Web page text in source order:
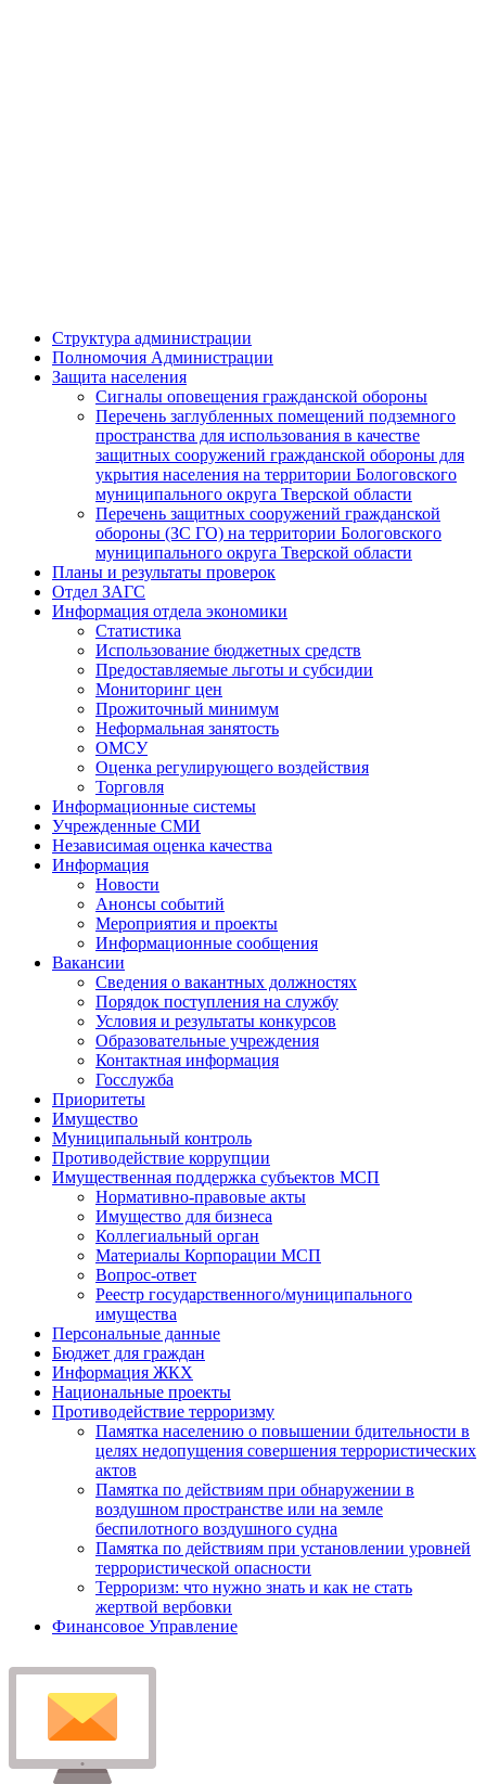
Структура администрации
Полномочия Администрации
Защита населения
Сигналы оповещения гражданской обороны
Перечень заглубленных помещений подземного
пространства для использования в качестве
защитных сооружений гражданской обороны для
укрытия населения на территории Бологовского
муниципального округа Тверской области
Перечень защитных сооружений гражданской
обороны (ЗС ГО) на территории Бологовского
муниципального округа Тверской области
Планы и результаты проверок
Отдел ЗАГС
Информация отдела экономики
Статистика
Использование бюджетных средств
Предоставляемые льготы и субсидии
Мониторинг цен
Прожиточный минимум
Неформальная занятость
ОМСУ
Оценка регулирующего воздействия
Торговля
Информационные системы
Учрежденные СМИ
Независимая оценка качества
Информация
Новости
Анонсы событий
Мероприятия и проекты
Информационные сообщения
Вакансии
Сведения о вакантных должностях
Порядок поступления на службу
Условия и результаты конкурсов
Образовательные учреждения
Контактная информация
Госслужба
Приоритеты
Имущество
Муниципальный контроль
Противодействие коррупции
Имущественная поддержка субъектов МСП
Нормативно-правовые акты
Имущество для бизнеса
Коллегиальный орган
Материалы Корпорации МСП
Вопрос-ответ
Реестр государственного/муниципального
имущества
Персональные данные
Бюджет для граждан
Информация ЖКХ
Национальные проекты
Противодействие терроризму
Памятка населению о повышении бдительности в
целях недопущения совершения террористических
актов
Памятка по действиям при обнаружении в
воздушном пространстве или на земле
беспилотного воздушного судна
Памятка по действиям при установлении уровней
террористической опасности
Терроризм: что нужно знать и как не стать
жертвой вербовки
Финансовое Управление